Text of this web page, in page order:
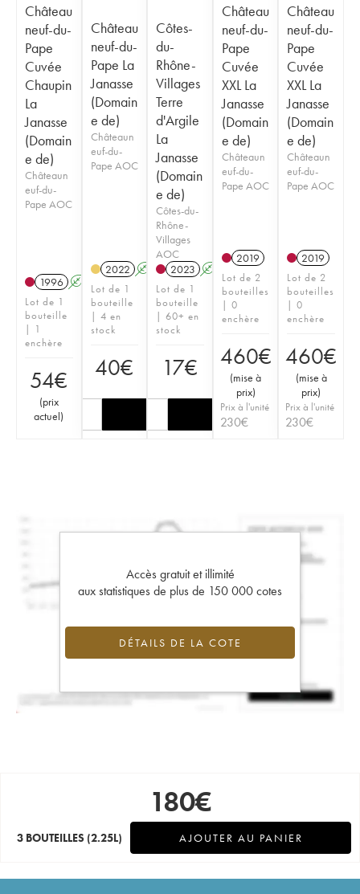
Château
neuf-du-
Pape
Cuvée
Chaupin
La
Janasse
(Domain
e de)
Châteaun
euf-du-
Pape AOC
1996 A
Lot de 1
bouteille
| 1
enchère
54€
(prix
actuel)
Château
neuf-du-
Pape La
Janasse
(Domain
e de)
Châteaun
euf-du-
Pape AOC
2022 A
Lot de 1
bouteille
| 4 en
stock
40€
Côtes-
du-
Rhône-
Villages
Terre
d'Argile
La
Janasse
(Domain
e de)
Côtes-du-
Rhône-
Villages
AOC
2023 A
Lot de 1
bouteille
| 60+ en
stock
17€
Château
neuf-du-
Pape
Cuvée
XXL La
Janasse
(Domain
e de)
Châteaun
euf-du-
Pape AOC
2019
Lot de 2
bouteilles
| 0
enchère
460€
(mise à
prix)
Prix à l'unité
230€
Château
neuf-du-
Pape
Cuvée
XXL La
Janasse
(Domain
e de)
Châteaun
euf-du-
Pape AOC
2019
Lot de 2
bouteilles
| 0
enchère
460€
(mise à
prix)
Prix à l'unité
230€
Accès gratuit et illimité
aux statistiques de plus de 150 000 cotes
DÉTAILS DE LA COTE
180€
3 BOUTEILLES (2.25L) AJOUTER AU PANIER